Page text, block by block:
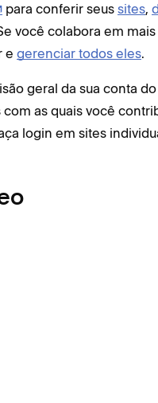
para conferir seus sites,
você colabora em
e gerenciar todos eles.
geral da sua conta
as quais você
login em sites